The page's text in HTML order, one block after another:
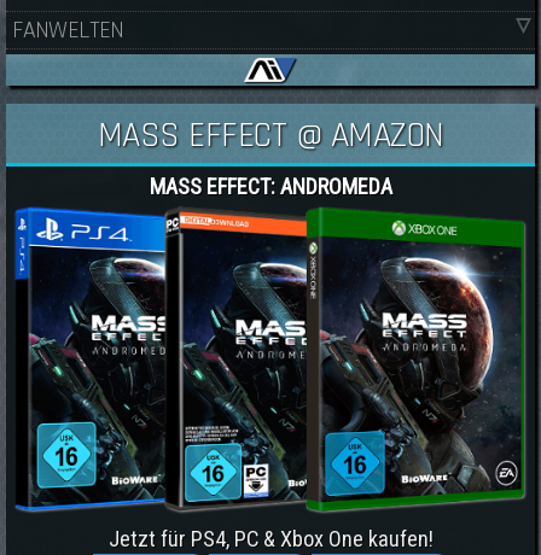
FANWELTEN
MASS EFFECT @ AMAZON
MASS EFFECT: ANDROMEDA
Jetzt für PS4, PC & Xbox One kaufen!